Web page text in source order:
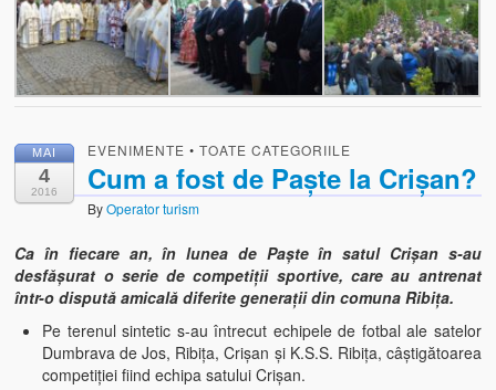
MAI
4
2016
EVENIMENTE •TOATE CATEGORIILE
Cum a fost de Paște la Crișan?
ByOperator turism
Ca în fiecare an, în lunea de Paște în satul Crişan s-au
desfăşurat o serie de competiţii sportive, care au antrenat
într-o dispută amicală diferite generaţii din comuna Ribiţa.
Pe terenul sintetic s-au întrecut echipele de fotbal ale satelor
Dumbrava de Jos, Ribiţa, Crişan şi K.S.S. Ribiţa, câştigătoarea
competiţiei fiind echipa satului Crişan.